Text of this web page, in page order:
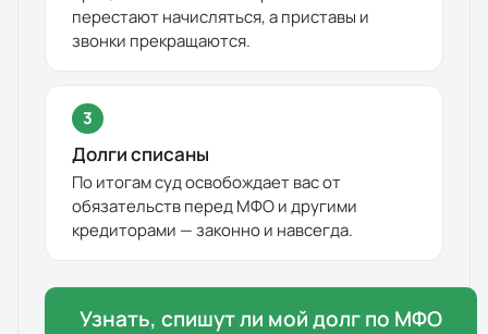
перестают начисляться, а приставы и
звонки прекращаются.
3
Долги списаны
По итогам суд освобождает вас от
обязательств перед МФО и другими
кредиторами — законно и навсегда.
Узнать, спишут ли мой долг по МФО